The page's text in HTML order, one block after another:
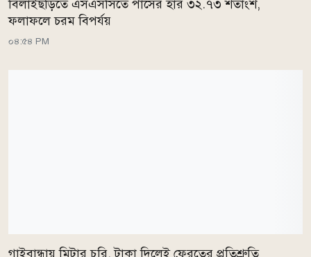
বিলাইছড়িতে এসএসসিতে পাসের হার ৩২.৭৩ শতাংশ,
ফলাফলে চরম বিপর্যয়
০৪:৫৪ PM
গাইবান্ধায় মিটার চুরি, টাকা দিলেই ফেরতের প্রতিশ্রুতি